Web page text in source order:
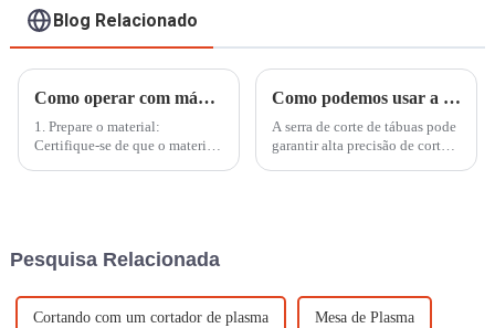
Blog Relacionado
Como operar com máquina de corte a laser de CO2 de alta precisão
1. Prepare o material:
Certifique-se de que o material
durante o processo de corte.
Como podemos usar a serra de corte de tábuas?
A serra de corte de tábuas pode
garantir alta precisão de corte,
Pesquisa Relacionada
Cortando com um cortador de plasma Mesa de Plasma